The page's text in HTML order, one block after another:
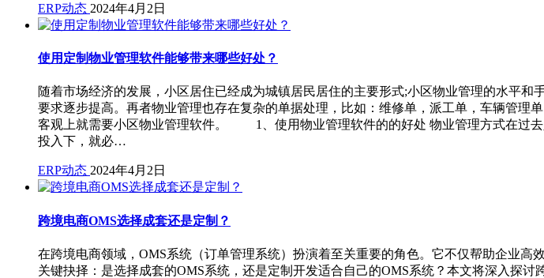
ERP动态 2024年4月2日
使用定制物业管理软件能够带来哪些好处？
随着市场经济的发展，小区居住已经成为城镇居民居住的主要形式;小区物业管理的水平
要求逐步提高。再者物业管理也存在复杂的单据处理，比如：维修单，派工单，车辆管
客观上就需要小区物业管理软件。 1、使用物业管理软件的的好处 物业管理方式在过
投入下，就必…
ERP动态 2024年4月2日
跨境电商OMS选择成套还是定制？
在跨境电商领域，OMS系统（订单管理系统）扮演着至关重要的角色。它不仅帮助企业
关键抉择：是选择成套的OMS系统，还是定制开发适合自己的OMS系统？本文将深入探